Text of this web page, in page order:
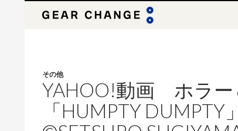
その他
YAHOO!動画 ホラー
「HUMPTY DUMPTY」